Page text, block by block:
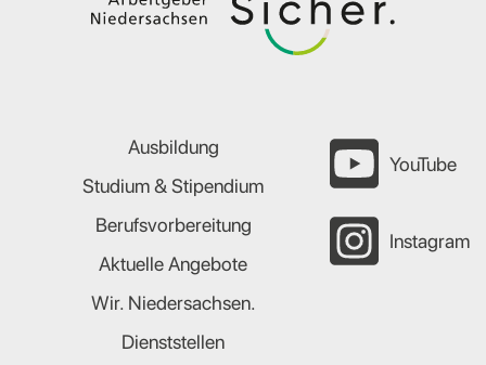
Ausbildung
Studium & Stipendium
Berufsvorbereitung
Aktuelle Angebote
Wir. Niedersachsen.
Dienststellen
YouTube
Instagram